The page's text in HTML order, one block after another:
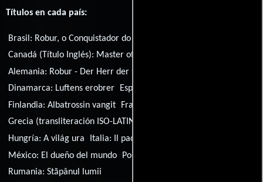
Títulos en cada país:
Brasil: Robur, o Conquistador do Mundo
Canadá (Título Inglés): Master of the World
Alemania: Robur - Der Herr der sieben Kontinente
Dinamarca: Luftens erobrer España:
Finlandia:Albatrossin vangit Francia:
Grecia (transliteración ISO-LATIN-1):
Hungría:A világ ura Italia:
Il padrone del mondo
México: El dueño del mundo Portugal:
Rumania:Stăpânul lumii